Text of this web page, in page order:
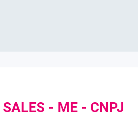
- ME - CNPJ